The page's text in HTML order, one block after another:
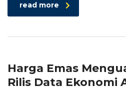
read more
Harga Emas
Rilis Data Ekonomi